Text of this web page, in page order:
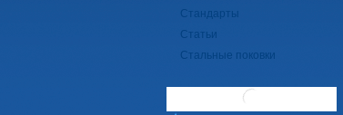
Стандарты
Статьи
Стальные поковки